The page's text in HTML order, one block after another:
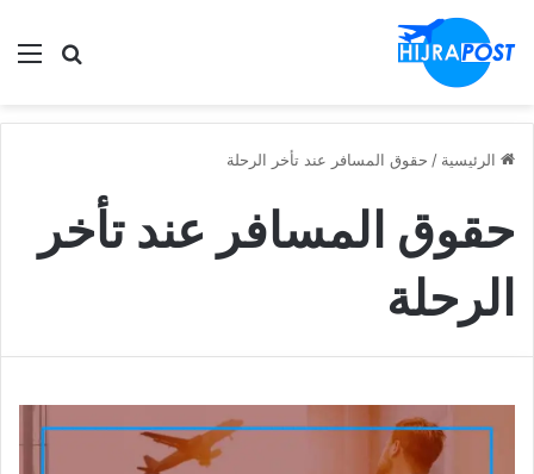
ابحث
الرئيسية / حقوق المسافر عند تأخر الرحلة
حقوق المسافر عند تأخر
الرحلة